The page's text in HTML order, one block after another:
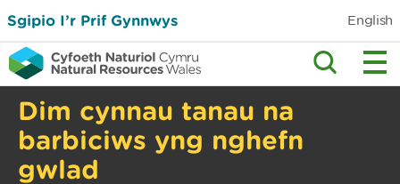
Sgipio I’r Prif Gynnwys English
Dim cynnau tanau na
barbiciws yng nghefn
gwlad